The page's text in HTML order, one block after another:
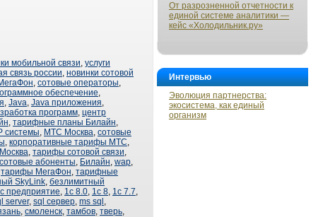
От разрозненной отчетности к
единой системе аналитики —
кейс «Холодильник.ру»
Интервью
Эволюция партнерства:
экосистема, как единый
организм
мобильной связи, услуги
связь россии, новинки сотовой
, сотовые операторы,
обеспечение,
, Java, Java приложения,
программ, центр
, тарифные планы Билайн,
системы, МТС Москва, сотовые
, корпоративные тарифы МТС,
, тарифы сотовой связи,
сотовые абоненты, Билайн, wap,
тарифы МегаФон, тарифные
SkyLink, безлимитный
предприятие, 1с 8.0, 1с 8, 1с 7.7,
server, sql сервер, ms sql ,
, смоленск, тамбов, тверь,